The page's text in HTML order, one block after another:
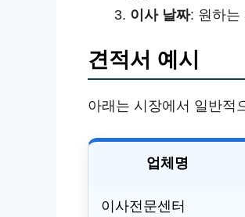
이사 날짜: 원하는
견적서 예시
아래는 시장에서 일반적
업체명
이사전문센터